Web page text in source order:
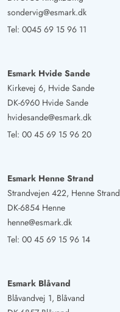
sondervig@esmark.dk
Tel: 0045 69 15 96 11
Esmark Hvide Sande
Kirkevej 6, Hvide Sande
DK-6960 Hvide Sande
hvidesande@esmark.dk
Tel: 00 45 69 15 96 20
Esmark Henne Strand
Strandvejen 422, Henne Strand
DK-6854 Henne
henne@esmark.dk
Tel: 00 45 69 15 96 14
Esmark Blåvand
Blåvandvej 1, Blåvand